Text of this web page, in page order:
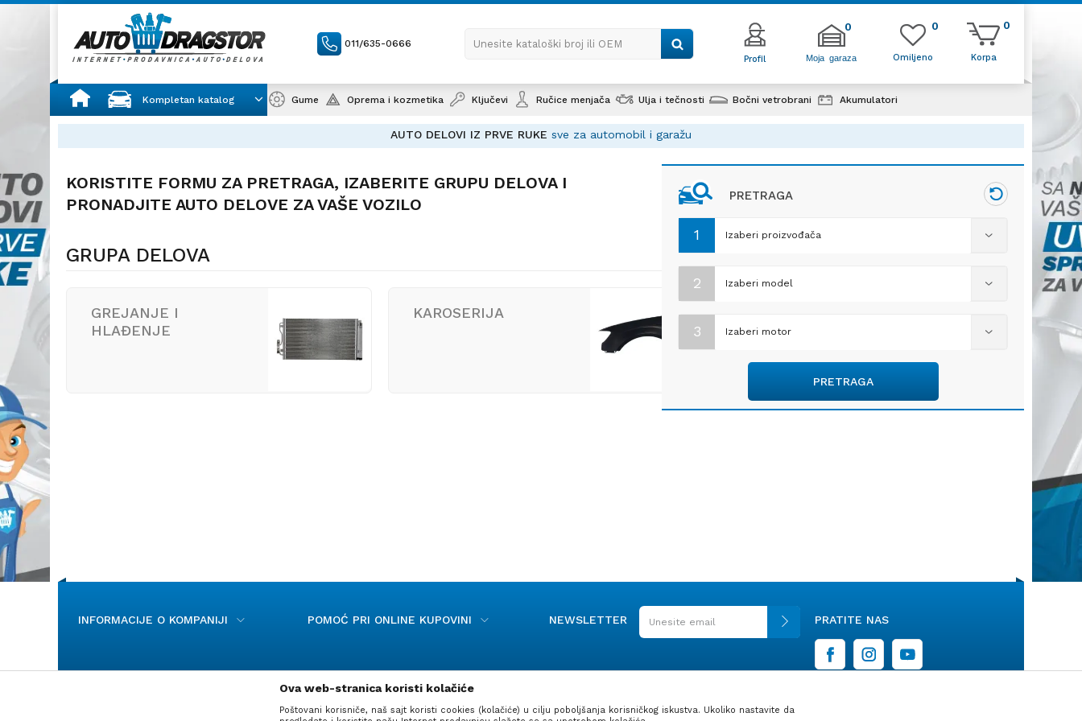
011/635-0666 Unesite kataloški broj ili OEM
Profil Moja garaza
0
Korpa
0
Omiljeno
0
Kompletan katalog Gume Oprema i kozmetika Ključevi Ručice menjača Ulja i tečnosti Bočni vetrobrani Akumulatori
AUTO DELOVI IZ PRVE RUKE sve za automobil i garažu
KORISTITE FORMU ZA PRETRAGA, IZABERITE GRUPU DELOVA I
PRONADJITE AUTO DELOVE ZA VAŠE VOZILO
PRETRAGA
1 Izaberi proizvođača
2 Izaberi model
3 Izaberi motor
PRETRAGA
GRUPA DELOVA
GREJANJE I
HLAĐENJE
KAROSERIJA
DELOVI
INFORMACIJE O KOMPANIJI POMOĆ PRI ONLINE KUPOVINI NEWSLETTER PRATITE NAS
Ova web-stranica koristi kolačiće
Poštovani korisniče, naš sajt koristi cookies (kolačiće) u cilju poboljšanja korisničkog iskustva. Ukoliko nastavite da